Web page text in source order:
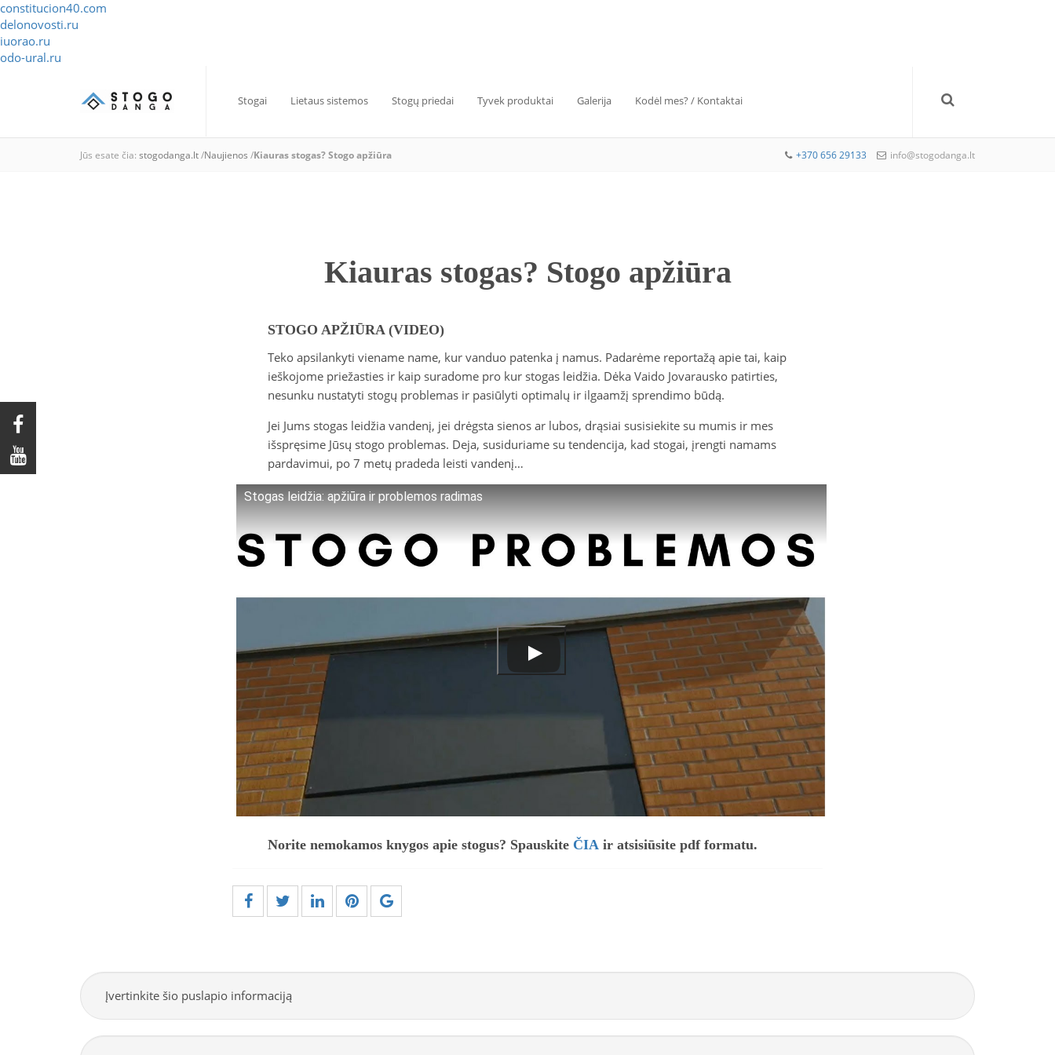
constitucion40.com
delonovosti.ru
iuorao.ru
odo-ural.ru
Stogai Lietaus sistemos Stogų priedai Tyvek produktai Galerija Kodėl mes? / Kontaktai
Jūs esate čia: stogodanga.lt/Naujienos /Kiauras stogas? Stogo apžiūra +370 656 29133 info@stogodanga.lt
Kiauras stogas? Stogo apžiūra
STOGO APŽIŪRA (VIDEO)
Teko apsilankyti viename name, kur vanduo patenka į namus. Padarėme reportažą apie tai, kaip
ieškojome priežasties ir kaip suradome pro kur stogas leidžia. Dėka Vaido Jovarausko patirties,
nesunku nustatyti stogų problemas ir pasiūlyti optimalų ir ilgaamžį sprendimo būdą.
Jei Jums stogas leidžia vandenį, jei drėgsta sienos ar lubos, drąsiai susisiekite su mumis ir mes
išspręsime Jūsų stogo problemas. Deja, susiduriame su tendencija, kad stogai, įrengti namams
pardavimui, po 7 metų pradeda leisti vandenį…
Stogas leidžia: apžiūra ir problemos radimas
Norite nemokamos knygos apie stogus? Spauskite ČIA ir atsisiūsite pdf formatu.
Įvertinkite šio puslapio informaciją